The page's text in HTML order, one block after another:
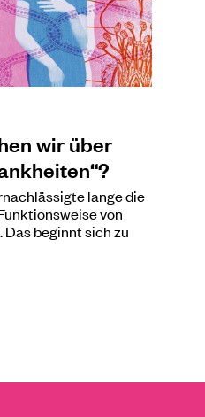
wir über
lange die
von
Das beginnt sich zu